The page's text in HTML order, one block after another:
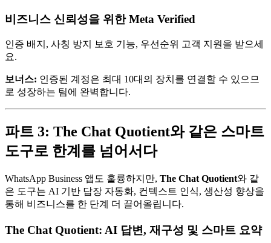
비즈니스 신뢰성을 위한 Meta Verified
인증 배지, 사칭 방지 보호 기능, 우선순위 고객 지원을 받으세
요.
보너스: 인증된 계정은 최대 10대의 장치를 연결할 수 있으므
로 성장하는 팀에 완벽합니다.
파트 3: The Chat Quotient와 같은 스마트
도구로 한계를 넘어서다
WhatsApp Business 앱도 훌륭하지만, The Chat Quotient와 같
은 도구는 AI 기반 답장 자동화, 컨텍스트 인식, 생산성 향상을
통해 비즈니스를 한 단계 더 끌어올립니다.
The Chat Quotient: AI 답변, 재구성 및 스마트 요약